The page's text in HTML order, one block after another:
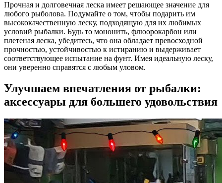
Прочная и долговечная леска имеет решающее значение для
любого рыболова. Подумайте о том, чтобы подарить им
высококачественную леску, подходящую для их любимых
условий рыбалки. Будь то мононить, флюорокарбон или
плетеная леска, убедитесь, что она обладает превосходной
прочностью, устойчивостью к истиранию и выдерживает
соответствующее испытание на фунт. Имея идеальную леску,
они уверенно справятся с любым уловом.
Улучшаем впечатления от рыбалки:
аксессуары для большего удовольствия